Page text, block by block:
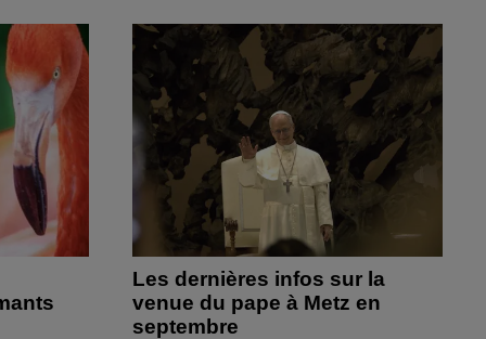
Les dernières infos sur la
venue du pape à Metz en
septembre